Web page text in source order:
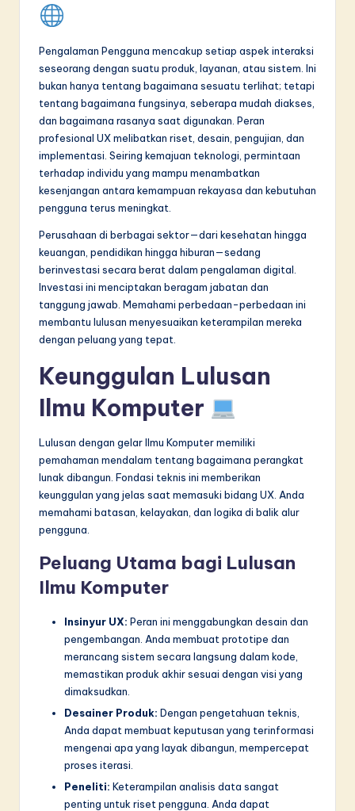
w
o
Pengalaman Pengguna mencakup setiap aspek interaksi
seseorang dengan suatu produk, layanan, atau sistem. Ini
bukan hanya tentang bagaimana sesuatu terlihat; tetapi
tentang bagaimana fungsinya, seberapa mudah diakses,
dan bagaimana rasanya saat digunakan. Peran
profesional UX melibatkan riset, desain, pengujian, dan
implementasi. Seiring kemajuan teknologi, permintaan
terhadap individu yang mampu menambatkan
kesenjangan antara kemampuan rekayasa dan kebutuhan
pengguna terus meningkat.
Perusahaan di berbagai sektor—dari kesehatan hingga
keuangan, pendidikan hingga hiburan—sedang
berinvestasi secara berat dalam pengalaman digital.
Investasi ini menciptakan beragam jabatan dan
tanggung jawab. Memahami perbedaan-perbedaan ini
membantu lulusan menyesuaikan keterampilan mereka
dengan peluang yang tepat.
Keunggulan Lulusan
Ilmu Komputer
Lulusan dengan gelar Ilmu Komputer memiliki
pemahaman mendalam tentang bagaimana perangkat
lunak dibangun. Fondasi teknis ini memberikan
keunggulan yang jelas saat memasuki bidang UX. Anda
memahami batasan, kelayakan, dan logika di balik alur
pengguna.
Peluang Utama bagi Lulusan
Ilmu Komputer
Insinyur UX: Peran ini menggabungkan desain dan
pengembangan. Anda membuat prototipe dan
merancang sistem secara langsung dalam kode,
memastikan produk akhir sesuai dengan visi yang
dimaksudkan.
Desainer Produk: Dengan pengetahuan teknis,
Anda dapat membuat keputusan yang terinformasi
mengenai apa yang layak dibangun, mempercepat
proses iterasi.
Peneliti: Keterampilan analisis data sangat
penting untuk riset pengguna. Anda dapat